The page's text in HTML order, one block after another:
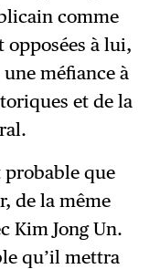
comme
opposées à lui,
méfiance à
et de la
probable que
de la même
Kim Jong Un.
qu’il mettra